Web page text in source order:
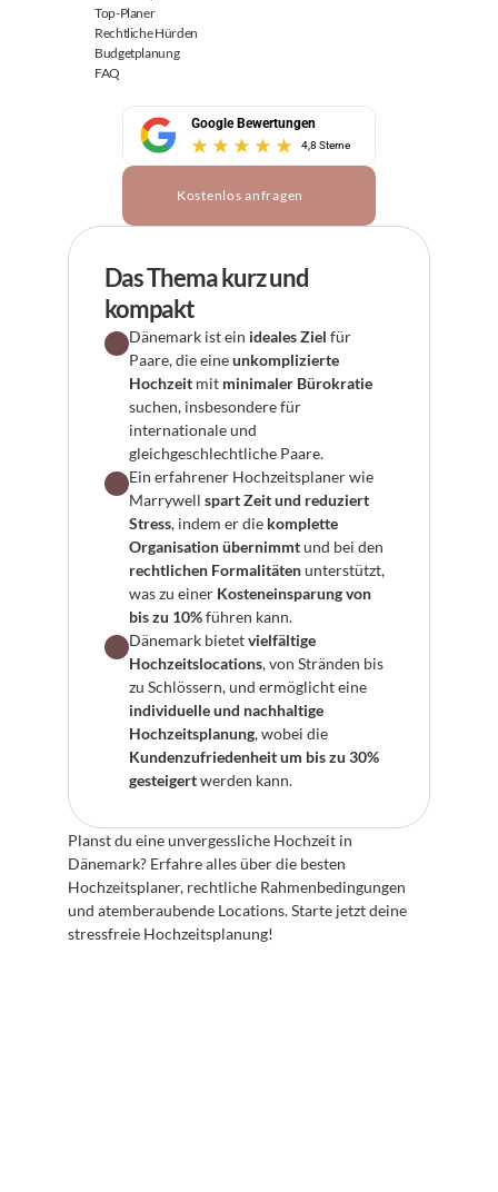
Top-Planer
Rechtliche Hürden
Budgetplanung
FAQ
Google Bewertungen
4,8 Sterne
Kostenlos anfragen
Das Thema kurz und
kompakt
Dänemark ist ein ideales Ziel für
Paare, die eine unkomplizierte
Hochzeit mit minimaler Bürokratie
suchen, insbesondere für
internationale und
gleichgeschlechtliche Paare.
Ein erfahrener Hochzeitsplaner wie
Marrywell spart Zeit und reduziert
Stress, indem er die komplette
Organisation übernimmt
rechtlichen Formalitäten unterstützt,
was zu einer Kosteneinsparung von
bis zu 10% führen kann.
Dänemark bietet vielfältige
Hochzeitslocations, von Stränden bis
individuelle und nachhaltige
Hochzeitsplanung
Kundenzufriedenheit um bis zu 30%
gesteigert werden kann.
Planst du eine unvergessliche Hochzeit in
Dänemark? Erfahre alles über die besten
Hochzeitsplaner, rechtliche Rahmenbedingungen
und atemberaubende Locations. Starte jetzt deine
stressfreie Hochzeitsplanung!